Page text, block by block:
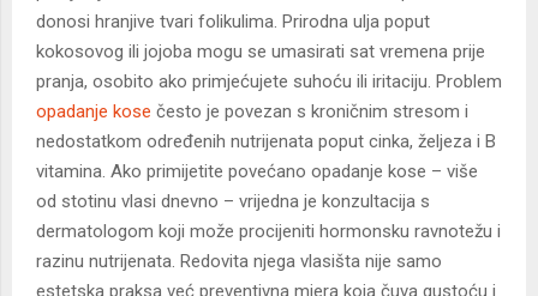
donosi hranjive tvari folikulima. Prirodna ulja poput
kokosovog ili jojoba mogu se umasirati sat vremena prije
pranja, osobito ako primjećujete suhoću ili iritaciju. Problem
opadanje kose često je povezan s kroničnim stresom i
nedostatkom određenih nutrijenata poput cinka, željeza i B
vitamina. Ako primijetite povećano opadanje kose – više
od stotinu vlasi dnevno – vrijedna je konzultacija s
dermatologom koji može procijeniti hormonsku ravnotežu i
razinu nutrijenata. Redovita njega vlasišta nije samo
estetska praksa već preventivna mjera koja čuva gustoću i